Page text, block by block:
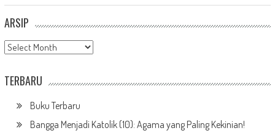
ARSIP
Arsip
TERBARU
Buku Terbaru
Bangga Menjadi Katolik (10): Agama yang Paling Kekinian!